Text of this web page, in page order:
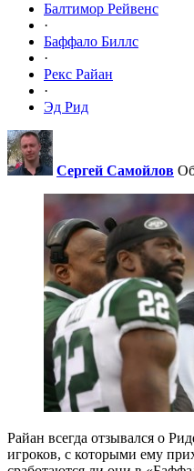
Балтимор Рейвенс
·
Баффало Биллс
·
Рекс Райан
·
Эд Рид
Сергей Самойлов
Райан всегда отзывался о
игроков, с которыми ему